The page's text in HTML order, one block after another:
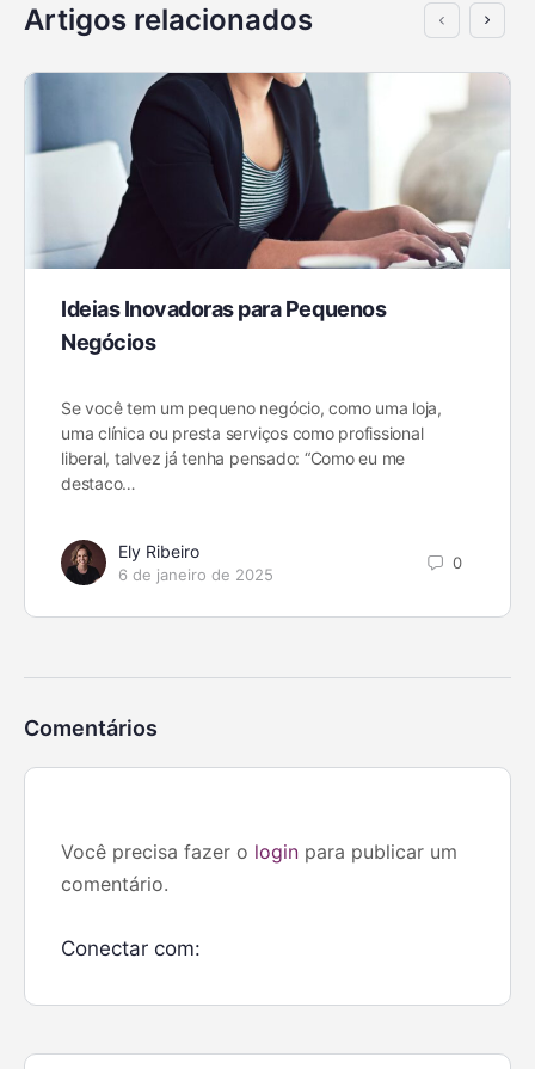
Artigos relacionados
Ideias Inovadoras para Pequenos
Negócios
Se você tem um pequeno negócio, como uma loja,
uma clínica ou presta serviços como profissional
liberal, talvez já tenha pensado: “Como eu me
destaco…
Ely Ribeiro
6 de janeiro de 2025
0
Comentários
Você precisa fazer o login para publicar um
comentário.
Conectar com: